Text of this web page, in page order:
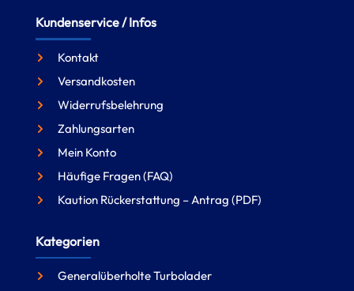
Kundenservice / Infos
Kontakt
Versandkosten
Widerrufsbelehrung
Zahlungsarten
Mein Konto
Häufige Fragen (FAQ)
Kaution Rückerstattung – Antrag (PDF)
Kategorien
Generalüberholte Turbolader